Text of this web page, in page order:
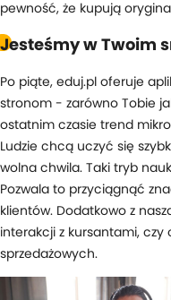
pewność, że kupują
Jesteśmy w Twoim
Po piąte, eduj.pl oferuje
stronom - zarówno Tobie
ostatnim czasie trend
Ludzie chcą uczyć się
wolna chwila. Taki tryb
Pozwala to przyciągnąć
klientów. Dodatkowo z
interakcji z kursantami,
sprzedażowych.